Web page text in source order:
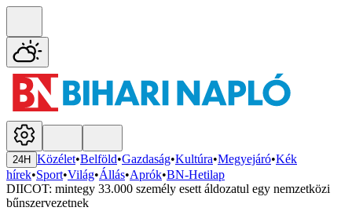
24H Közélet•Belföld•Gazdaság•Kultúra•Megyejáró•Kék
hírek•Sport•Világ•Állás•Aprók•BN-Hetilap
DIICOT: mintegy 33.000 személy esett áldozatul egy nemzetközi
bűnszervezetnek